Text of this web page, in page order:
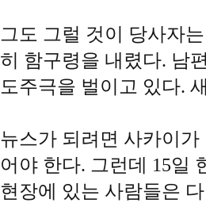
그도 그럴 것이 당사자
히 함구령을 내렸다. 남
도주극을 벌이고 있다.
뉴스가 되려면 사카이
어야 한다. 그런데 15일
현장에 있는 사람들은